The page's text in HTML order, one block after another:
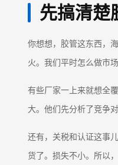
先搞清楚
你想想，胶管这东西，
火。我们平时怎么做市
有些厂家一上来就想全
大。他们先分析了竞争
还有，关税和认证这事
货了。损失不小。所以